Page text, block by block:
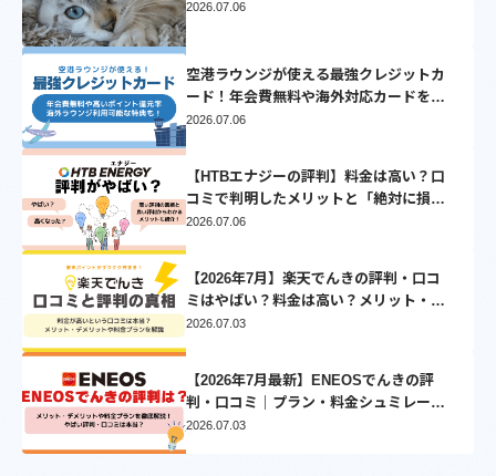
2026.07.06
空港ラウンジが使える最強クレジットカ
ード！年会費無料や海外対応カードを厳
選
2026.07.06
【HTBエナジーの評判】料金は高い？口
コミで判明したメリットと「絶対に損し
ない」乗り換え先3選
2026.07.06
【2026年7月】楽天でんきの評判・口コ
ミはやばい？料金は高い？メリット・デ
メリットを徹底比較
2026.07.03
【2026年7月最新】ENEOSでんきの評
判・口コミ｜プラン・料金シュミレーシ
ョンとVポイントについて徹底解説
2026.07.03